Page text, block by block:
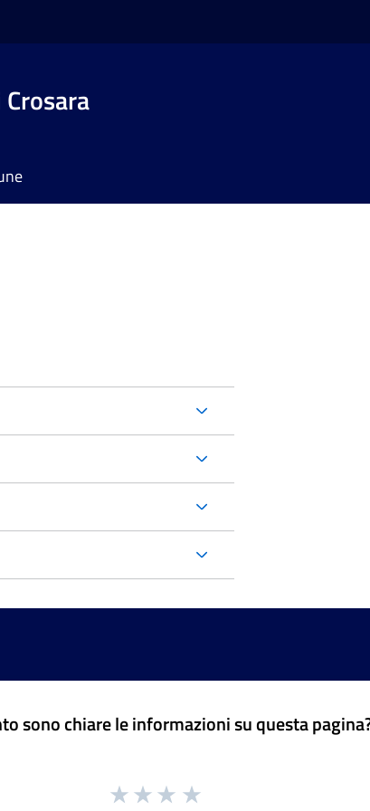
sono chiare le informazioni su questa